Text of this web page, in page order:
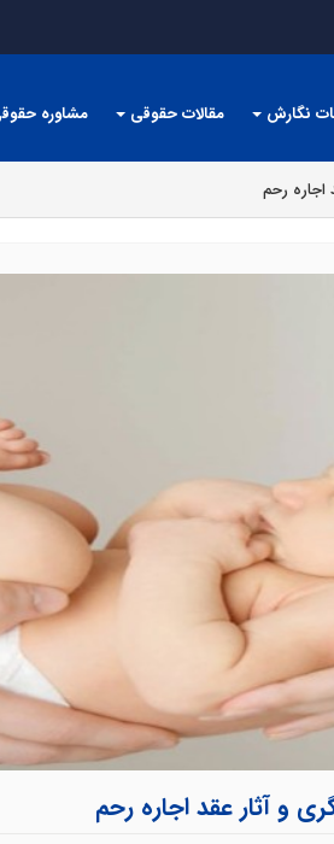
نگارش مقالات حقوقی مشاوره
اجاره رحم
و آثار عقد اجاره رحم